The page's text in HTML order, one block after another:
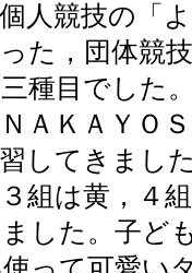
個人競技の「
た，団体競
種目でした
ＡＫＡＹＯ
してきまし
組は黄，４
した。子ど